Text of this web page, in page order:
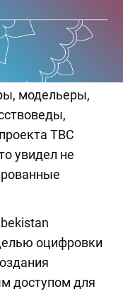
модельеры,
TBC
увидел не
оцифровки
доступом для